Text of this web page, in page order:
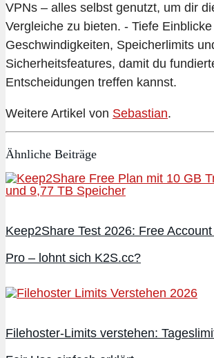
VPNs – alles selbst genutzt, um dir
Vergleiche zu bieten. - Tiefe
Geschwindigkeiten, Speicherlimits
Sicherheitsfeatures, damit du
Entscheidungen treffen kannst.
Weitere Artikel von Sebastian.
Ähnliche Beiträge
Keep2Share Test 2026: Free
Pro – lohnt sich K2S.cc?
Filehoster-Limits verstehen: